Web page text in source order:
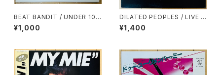
BEAT BANDIT / UNDER 100
0YEN BEATS(60 MINUTES
OF CHEAPNESS)(MIXCD-R)
¥1,000
DILATED PEOPLES / LIVE O
N STAGE
¥1,400